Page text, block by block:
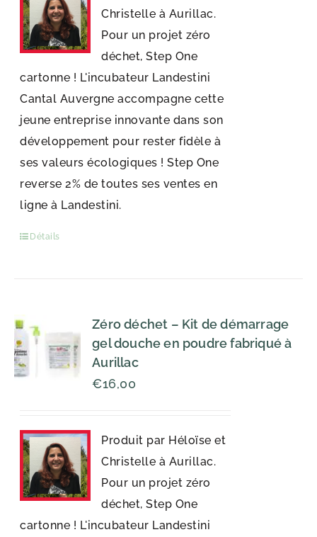
Christelle à Aurillac.
Pour un projet zéro
déchet, Step One
cartonne ! L'incubateur Landestini
Cantal Auvergne accompagne cette
jeune entreprise innovante dans son
développement pour rester fidèle à
ses valeurs écologiques ! Step One
reverse 2% de toutes ses ventes en
ligne à Landestini.
Détails
Zéro déchet – Kit de démarrage
gel douche en poudre fabriqué à
Aurillac
€16,00
Produit par Héloïse et
Christelle à Aurillac.
Pour un projet zéro
déchet, Step One
cartonne ! L'incubateur Landestini